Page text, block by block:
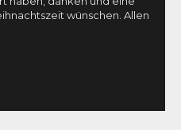
wünschen. Allen